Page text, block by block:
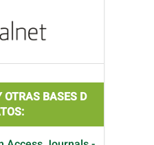
OTRAS BASES D